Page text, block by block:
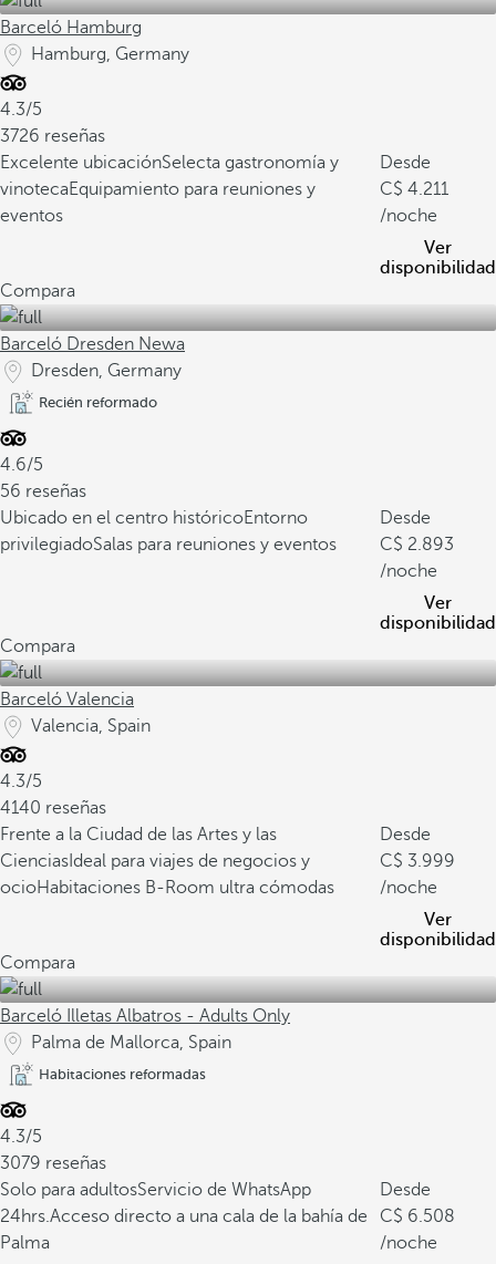
Barceló Hamburg
Hamburg, Germany
4.3/5
3726 reseñas
Excelente ubicaciónSelecta gastronomía y
vinotecaEquipamiento para reuniones y
eventos
Desde
4.211
/noche
Ver
disponibilidad
Compara
Barceló Dresden Newa
Dresden, Germany
Recién reformado
4.6/5
56 reseñas
Ubicado en el centro históricoEntorno
privilegiadoSalas para reuniones y eventos
Desde
2.893
/noche
Ver
disponibilidad
Compara
Barceló Valencia
Valencia, Spain
4.3/5
4140 reseñas
Frente a la Ciudad de las Artes y las
Ciencias Ideal para viajes de negocios y
ocioHabitaciones B-Room ultra cómodas
Desde
3.999
/noche
Ver
disponibilidad
Compara
Barceló Illetas Albatros - Adults Only
Palma de Mallorca, Spain
Habitaciones reformadas
4.3/5
3079 reseñas
Solo para adultosServicio de WhatsApp
24hrs.Acceso directo a una cala de la bahía de
Palma
Desde
6.508
/noche